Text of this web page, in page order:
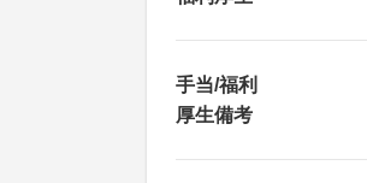
手当/福利
厚生備考